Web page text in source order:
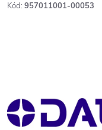
Kód: 957011001-00053